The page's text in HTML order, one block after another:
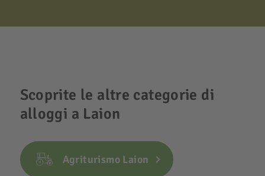
Scoprite le altre categorie di
alloggi a Laion
Agriturismo Laion